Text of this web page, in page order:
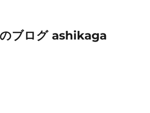
ブログ ashikaga